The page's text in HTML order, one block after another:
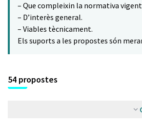
– Que compleixin la normativa
– D’interès general.
– Viables tècnicament.
Els suports a les propostes són
54 propostes